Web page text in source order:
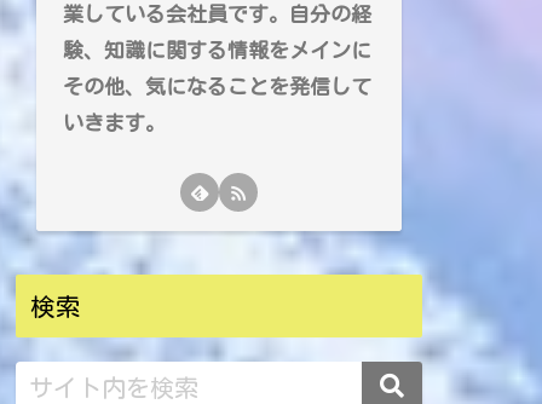
業している会社員です。自分の経
験、知識に関する情報をメインに
その他、気になることを発信して
いきます。
検索